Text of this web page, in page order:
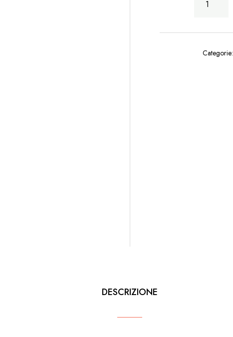
quantità
Categorie:
DESCRIZIONE